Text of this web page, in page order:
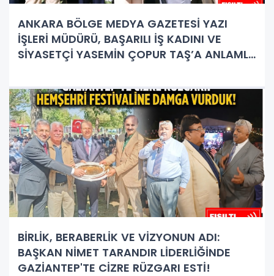
ANKARA BÖLGE MEDYA GAZETESİ YAZI
İŞLERİ MÜDÜRÜ, BAŞARILI İŞ KADINI VE
SİYASETÇİ YASEMİN ÇOPUR TAŞ’A ANLAMLI
BİRLİK, BERABERLİK VE VİZYONUN ADI:
BAŞKAN NİMET TARANDIR LİDERLİĞİNDE
GAZİANTEP'TE CİZRE RÜZGARI ESTİ!